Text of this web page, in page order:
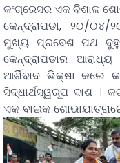
କଂଗ୍ରେସର ଏକ ବିଶାଳ
କେନ୍ଦ୍ରାପଡା, ୨୦/୦୪/
ମୁଖ୍ୟ ପ୍ରବେଶ ପଥ
କେନ୍ଦ୍ରାପଡାର
ଆର୍ଶିବାଦ ଭିକ୍ଷା କଲେ
ସିଦ୍ଧାର୍ଥସ୍ୱରୂପ ଦାଶ ।
ଏକ ବାଇକ